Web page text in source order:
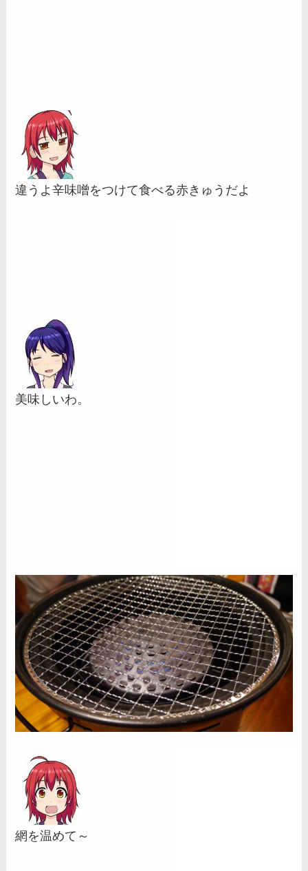
違うよ辛味噌をつけて食べる赤きゅうだよ
美味しいわ。
網を温めて～